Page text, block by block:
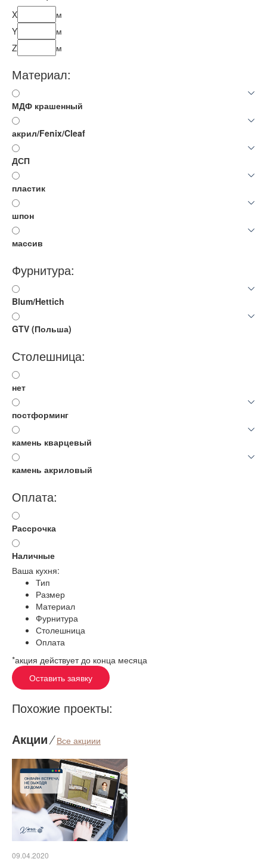
X
м
Y
м
Z
м
Материал:
МДФ крашенный
акрил/Fenix/Cleaf
ДСП
пластик
шпон
массив
Фурнитура:
Blum/Hettich
GTV (Польша)
Столешница:
нет
постформинг
камень кварцевый
камень акриловый
Оплата:
Рассрочка
Наличные
Ваша кухня:
Тип
Размер
Материал
Фурнитура
Столешница
Оплата
*акция действует до конца месяца
Оставить заявку
Похожие проекты:
Акции⁄Все акциии
09.04.2020